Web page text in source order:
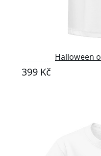
Halloween
399 Kč